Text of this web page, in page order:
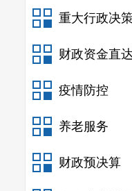
重大行政决
财政资金直
疫情防控
养老服务
财政预决算